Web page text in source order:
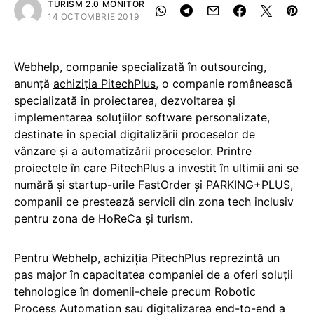
TURISM 2.0 MONITOR
14 OCTOMBRIE 2019
Webhelp, companie specializată în outsourcing,
anunță achiziţia PitechPlus, o companie românească
specializată în proiectarea, dezvoltarea și
implementarea soluțiilor software personalizate,
destinate în special digitalizării proceselor de
vânzare și a automatizării proceselor. Printre
proiectele în care PitechPlus a investit în ultimii ani se
numără și startup-urile FastOrder și PARKING+PLUS,
companii ce prestează servicii din zona tech inclusiv
pentru zona de HoReCa și turism.
Pentru Webhelp, achiziția PitechPlus reprezintă un
pas major în capacitatea companiei de a oferi soluții
tehnologice în domenii-cheie precum Robotic
Process Automation sau digitalizarea end-to-end a